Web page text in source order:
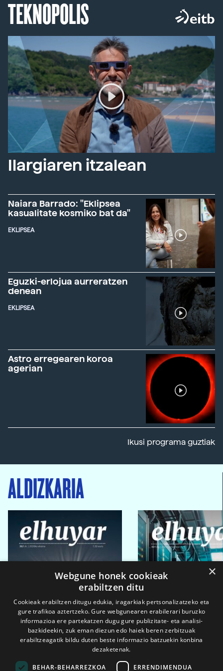
TEKNOPOLIS
Ilargiaren itzalean
Naiara Barrado: "Eklipsea
kasualitate kosmiko bat da"
EKLIPSEA
Eguzki-erlojua aurreratzen
denean
EKLIPSEA
Astro erregearen koroa
agerian
Ikusi programa guztiak
ALDIZKARIA
×
Webgune honek cookieak
erabiltzen ditu
Cookieak erabiltzen ditugu edukia, iragarkiak pertsonalizatzeko eta
gure trafikoa aztertzeko. Gure webgunearen erabilerari buruzko
informazioa ere partekatzen dugu gure publizitate- eta analisi-
bazkideekin, zuk eman diezun edo haiek beren zerbitzuak
erabiltzeagatik bildu duten beste informazio batzuekin konbina
dezaketenak.
BEHAR-BEHARREZKOA ERRENDIMENDUA